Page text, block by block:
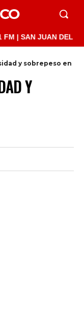
JUAN DEL RÍO
y sobrepeso en
Y